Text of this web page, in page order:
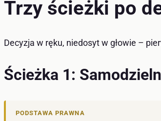
Trzy ścieżki po
Decyzja w ręku, niedosyt w głowie –
Ścieżka 1:
PODSTAWA PRAWNA